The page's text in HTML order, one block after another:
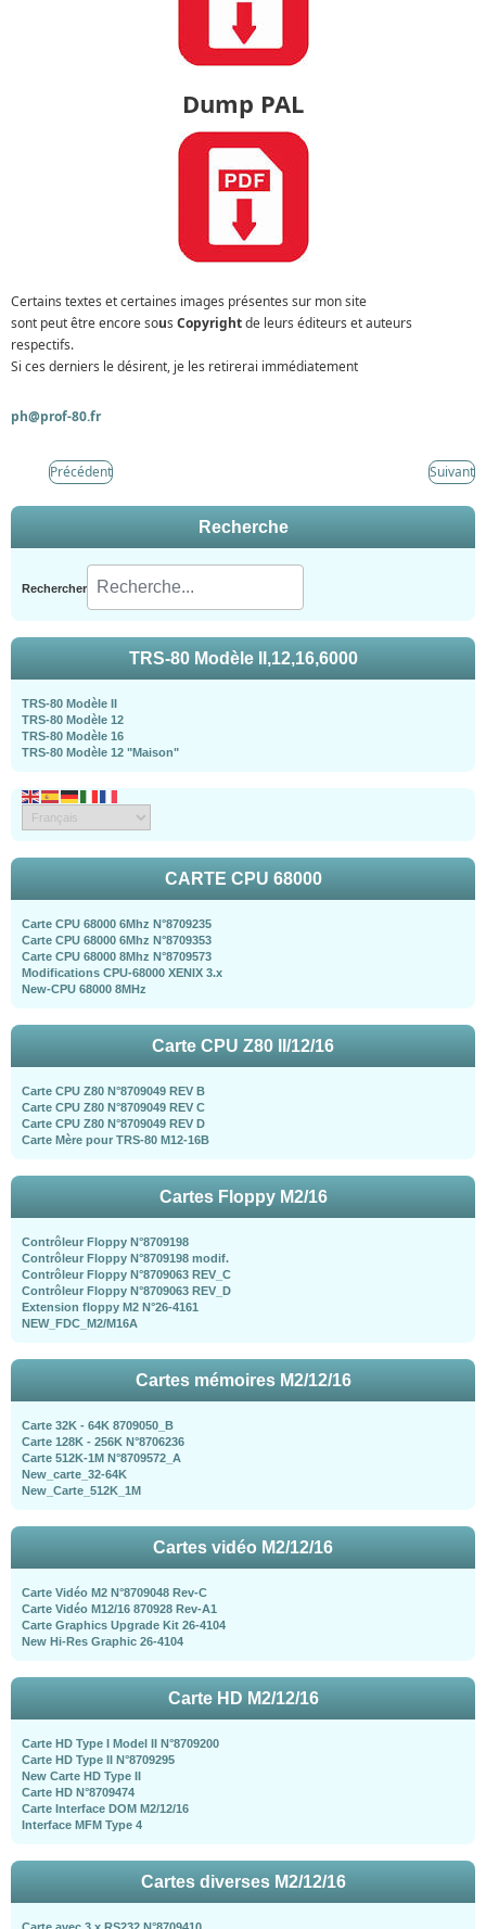
Dump PAL
Certains textes et certaines images présentes sur mon site
sont peut être encore sous Copyrightde leurs éditeurs et auteurs
respectifs.
Si ces derniers le désirent, je les retirerai immédiatement
ph@prof-80.fr
Précédent Suivant
Recherche
Rechercher
TRS-80 Modèle II,12,16,6000
TRS-80 Modèle II
TRS-80 Modèle 12
TRS-80 Modèle 16
TRS-80 Modèle 12 "Maison"
CARTE CPU 68000
Carte CPU 68000 6Mhz N°8709235
Carte CPU 68000 6Mhz N°8709353
Carte CPU 68000 8Mhz N°8709573
Modifications CPU-68000 XENIX 3.x
New-CPU 68000 8MHz
Carte CPU Z80 II/12/16
Carte CPU Z80 N°8709049 REV B
Carte CPU Z80 N°8709049 REV C
Carte CPU Z80 N°8709049 REV D
Carte Mère pour TRS-80 M12-16B
Cartes Floppy M2/16
Contrôleur Floppy N°8709198
Contrôleur Floppy N°8709198 modif.
Contrôleur Floppy N°8709063 REV_C
Contrôleur Floppy N°8709063 REV_D
Extension floppy M2 N°26-4161
NEW_FDC_M2/M16A
Cartes mémoires M2/12/16
Carte 32K - 64K 8709050_B
Carte 128K - 256K N°8706236
Carte 512K-1M N°8709572_A
New_carte_32-64K
New_Carte_512K_1M
Cartes vidéo M2/12/16
Carte Vidéo M2 N°8709048 Rev-C
Carte Vidéo M12/16 870928 Rev-A1
Carte Graphics Upgrade Kit 26-4104
New Hi-Res Graphic 26-4104
Carte HD M2/12/16
Carte HD Type I Model II N°8709200
Carte HD Type II N°8709295
New Carte HD Type II
Carte HD N°8709474
Carte Interface DOM M2/12/16
Interface MFM Type 4
Cartes diverses M2/12/16
Carte avec 3 x RS232 N°8709410